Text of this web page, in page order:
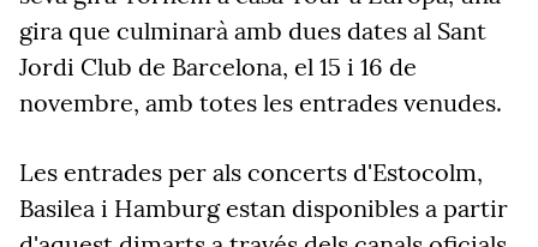
gira que culminarà amb dues dates al Sant
Jordi Club de Barcelona, el 15 i 16 de
novembre, amb totes les entrades venudes.
Les entrades per als concerts d'Estocolm,
Basilea i Hamburg estan disponibles a partir